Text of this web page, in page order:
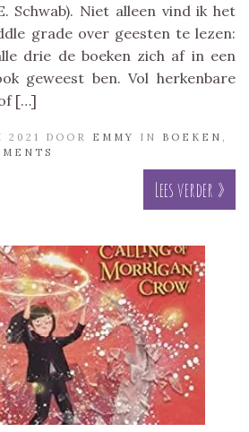
Schwab). Niet alleen vind ik het
grade over geesten te lezen:
drie de boeken zich af in een
geweest ben. Vol herkenbare
[…]
2021 DOOR EMMY IN BOEKEN
Lees verder »